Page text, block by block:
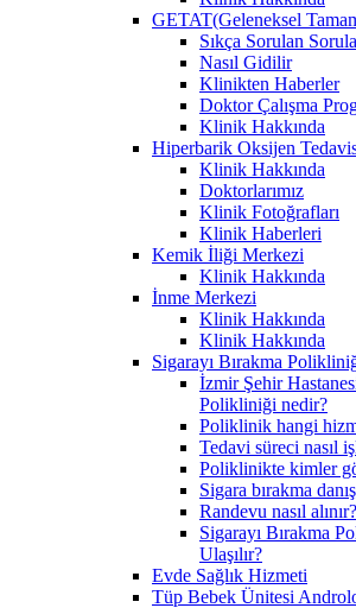
GETAT(Geleneksel
Sıkça Sorulan
Nasıl Gidilir
Klinikten Haberler
Doktor Çalışma
Klinik Hakkında
Hiperbarik Oksijen
Klinik Hakkında
Doktorlarımız
Klinik Fotoğrafları
Klinik Haberleri
Kemik İliği Merkezi
Klinik Hakkında
İnme Merkezi
Klinik Hakkında
Klinik Hakkında
Sigarayı Bırakma
İzmir Şehir
Polikliniği nedir?
Poliklinik hangi
Tedavi süreci nasıl
Poliklinikte kimler
Sigara bırakma
Randevu nasıl alınır?
Sigarayı Bırakma
Ulaşılır?
Evde Sağlık Hizmeti
Tüp Bebek Ünitesi